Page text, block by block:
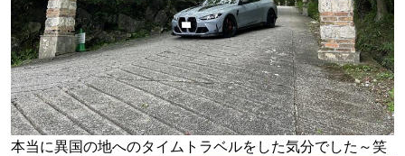
本当に異国の地へのタイムトラベルをした気分でした～笑